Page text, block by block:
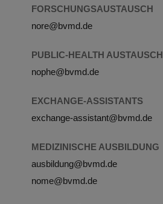
FORSCHUNGSAUSTAUSCH
nore@bvmd.de
PUBLIC-HEALTH AUSTAUSCH
nophe@bvmd.de
EXCHANGE-ASSISTANTS
exchange-assistant@bvmd.de
MEDIZINISCHE AUSBILDUNG
ausbildung@bvmd.de
nome@bvmd.de